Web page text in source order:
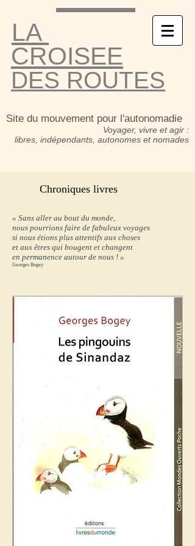
LA
CROISEE
DES ROUTES
Site du mouvement pour l'autonomadie
Voyager, vivre et agir :
libres, indépendants, autonomes et nomades
Chroniques livres
« Sans aller au bout du monde,
nous pourrions faire de fabuleux voyages
si nous étions plus attentifs aux choses
et aux êtres qui bougent et changent
en permanence autour de nous ! »
Georges Bogey